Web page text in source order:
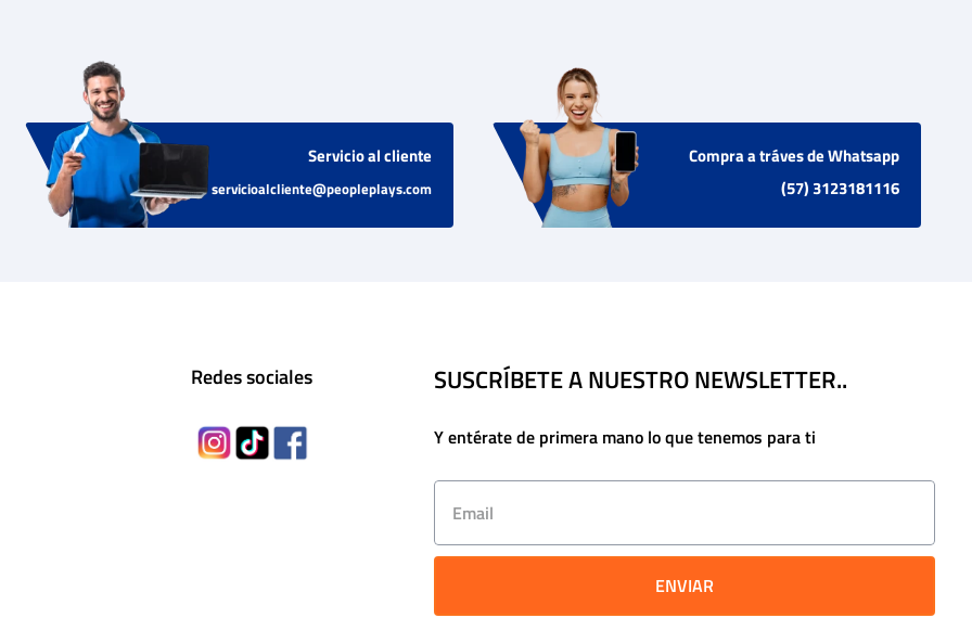
Servicio al cliente
servicioalcliente@peopleplays.com
Compra a tráves de Whatsapp
(57) 3123181116
Redes sociales SUSCRÍBETE A NUESTRO NEWSLETTER..
Y entérate de primera mano lo que tenemos para ti
ENVIAR